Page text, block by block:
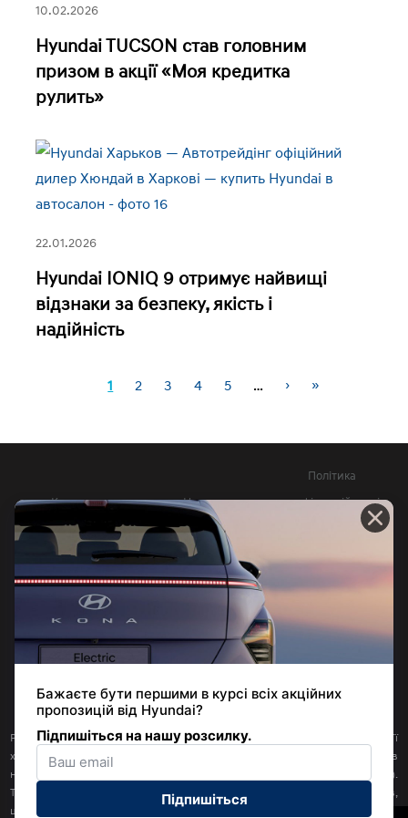
10.02.2026
Hyundai TUCSON став головним
призом в акції «Моя кредитка
рулить»
22.01.2026
Hyundai IONIQ 9 отримує найвищі
відзнаки за безпеку, якість і
надійність
1 2 3 4 5 … › »
Контакти Новини
Політика
конфіденційності
Юридична
інформація
Довідник офіційних
витрат палива та
викидів СО2
© 2026 | Хюндай Мотор Україна | Усі права захищені
Розміщена на цьому сайті інформація щодо наявності продукції, її
характеристик, (орієнтовних) цін, інших умов її продажу, а також умов
надання будь-яких послуг не є пропозицією укласти договір (офертою).
Така інформація стосується наявних на складах Товариства автомобілів,
щодо яких здійснене митне оформлення; вона може не бути остаточною і